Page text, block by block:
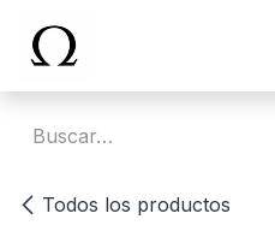
Todos los productos